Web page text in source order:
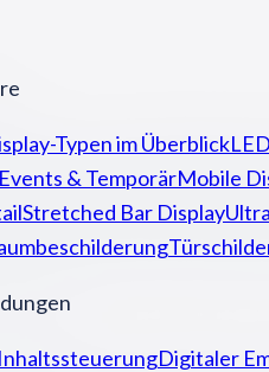
Typen im Überblick
& TemporärMobile
Stretched Bar Display
Digitaler